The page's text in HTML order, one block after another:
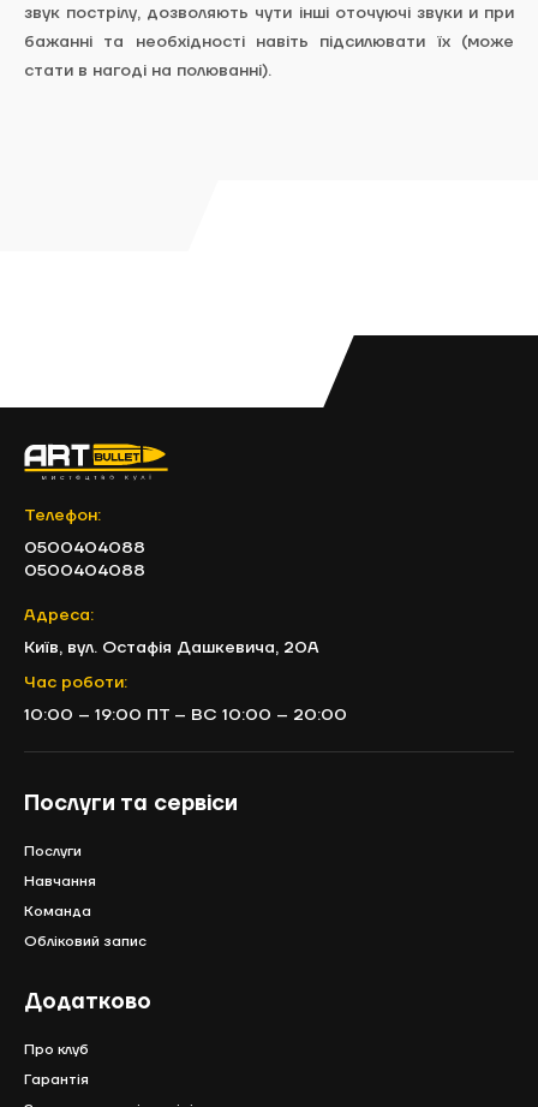
звук пострілу, дозволяють чути інші оточуючі звуки и при
бажанні та необхідності навіть підсилювати їх (може
стати в нагоді на полюванні).
Телефон:
0500404088
0500404088
Адреса:
Київ, вул. Остафія Дашкевича, 20А
Час роботи:
10:00 – 19:00 ПТ – ВС 10:00 – 20:00
Послуги та сервіси
Послуги
Навчання
Команда
Обліковий запис
Додатково
Про клуб
Гарантія